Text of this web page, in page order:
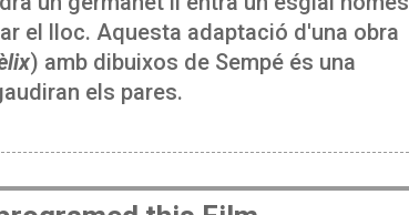
el lloc. Aquesta adaptació d'una obra
) amb dibuixos de Sempé és una
els pares.